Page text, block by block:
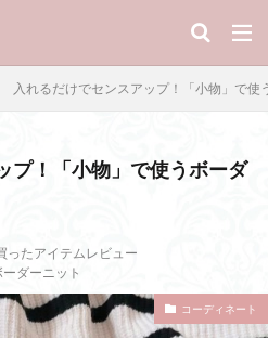
入れるだけでセンスアップ！「小物」で使
プ！「小物」で使うボーダ
ったアイテムレビュー
ーダーニット
コーディネート